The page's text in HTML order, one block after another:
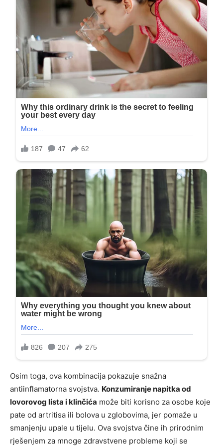
Osim toga, ova kombinacija pokazuje snažna
antiinflamatorna svojstva. Konzumiranje napitka od
lovorovog lista i klinčića može biti korisno za osobe koje
pate od artritisa ili bolova u zglobovima, jer pomaže u
smanjenju upale u tijelu. Ova svojstva čine ih prirodnim
rješenjem za mnoge zdravstvene probleme koji se